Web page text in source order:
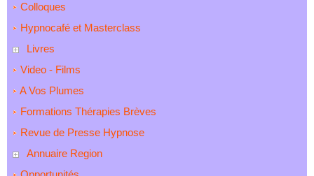
Colloques
Hypnocafé et Masterclass
Livres
Video - Films
A Vos Plumes
Formations Thérapies Brèves
Revue de Presse Hypnose
Annuaire Region